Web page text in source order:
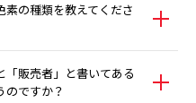
の種類を教えてくださ
「販売者」と書いてある
のですか？